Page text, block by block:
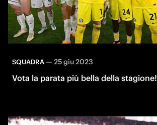
SQUADRA— 25 giu 2023
Vota la parata più bella della stagione!